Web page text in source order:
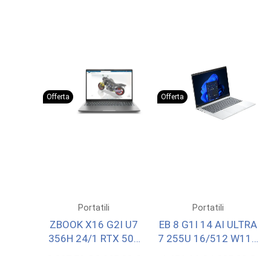
Offerta
Portatili
ZBOOK X16 G2I U7
356H 24/1 RTX 500
Offerta
Portatili
EB 8 G1I 14 AI ULTRA
7 255U 16/512 W11P